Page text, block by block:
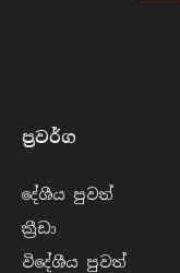
ප්‍රවර්​ග
දේශීය පුව​ත්
ක්‍රී​ඩා
විදේශීය පුව​ත්